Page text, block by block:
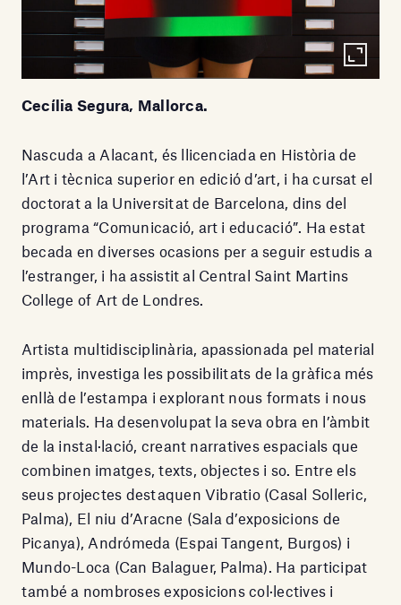
Cecília Segura, Mallorca.
Nascuda a Alacant, és llicenciada en Història de
l’Art i tècnica superior en edició d’art, i ha cursat el
doctorat a la Universitat de Barcelona, dins del
programa “Comunicació, art i educació”. Ha estat
becada en diverses ocasions per a seguir estudis a
l’estranger, i ha assistit al Central Saint Martins
College of Art de Londres.
Artista multidisciplinària, apassionada pel material
imprès, investiga les possibilitats de la gràfica més
enllà de l’estampa i explorant nous formats i nous
materials. Ha desenvolupat la seva obra en l’àmbit
de la instal·lació, creant narratives espacials que
combinen imatges, texts, objectes i so. Entre els
seus projectes destaquen Vibratio (Casal Solleric,
Palma), El niu d’Aracne (Sala d’exposicions de
Picanya), Andrómeda (Espai Tangent, Burgos) i
Mundo-Loca (Can Balaguer, Palma). Ha participat
també a nombroses exposicions col·lectives i